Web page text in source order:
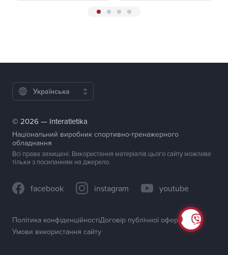
Українська
© 2026 — Interatletika
Національний виробник спортивно-тренажерного
обладнання
Всі права захищені. Використання матеріалів цього сайту можливе
тільки з посиланням на джерело.
facebook instagram youtube
Політика конфіденційностіДоговір публічної оферти
Умови використання сайту